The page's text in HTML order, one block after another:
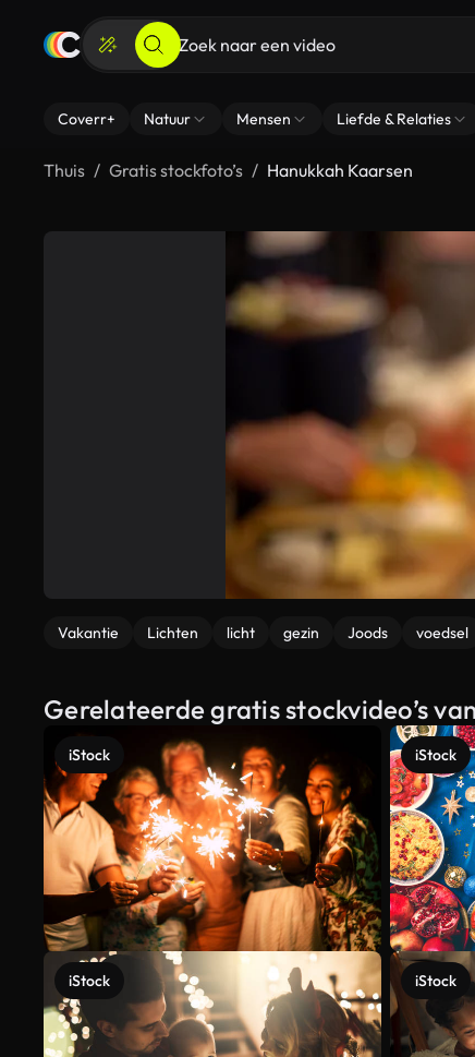
Coverr+ Natuur Mensen Liefde & Relaties
Thuis Gratis stockfoto’s Hanukkah Kaarsen
Vakantie Lichten licht gezin Joods voedsel
Gerelateerde gratis stockvideo’s
iStock
iStock
iStock
iStock